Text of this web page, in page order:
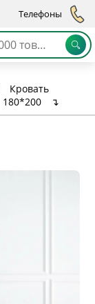
Телефоны
Кровать
180*200
↴